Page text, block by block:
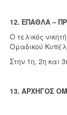
12. ΕΠΑΘΛΑ –
Ο τελικός
Ομαδικού
Στην 1η, 2η και
13. ΑΡΧΗΓΟΣ